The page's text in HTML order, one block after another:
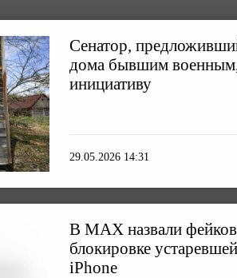
Сенатор,
дома бывшим
инициативу
29.05.2026 14:31
В МАХ назвали
блокировке
iPhone